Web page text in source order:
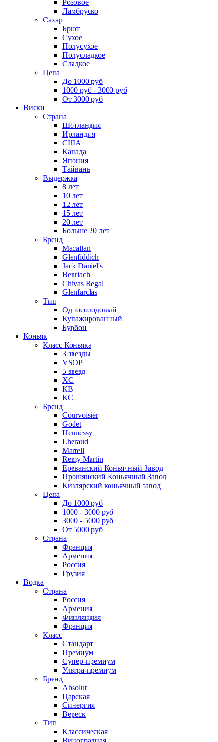
Розовое
Ламбруско
Сахар
Брют
Сухое
Полусухое
Полусладкое
Сладкое
Цена
До 1000 руб
1000 руб - 3000 руб
От 3000 руб
Виски
Страна
Шотландия
Ирландия
США
Канада
Япония
Тайвань
Выдержка
8 лет
10 лет
12 лет
15 лет
20 лет
Больше 20 лет
Бренд
Macallan
Glenfiddich
Jack Daniel's
Benriach
Chivas Regal
Glenfarclas
Тип
Односолодовый
Купажированный
Бурбон
Коньяк
Класс Коньяка
3 звезды
VSOP
5 звезд
XO
КВ
КС
Бренд
Courvoisier
Godet
Hennessy
Lheraud
Martell
Remy Martin
Ереванский Коньячный Завод
Прошянский Коньячный Завод
Кизлярский коньячный завод
Цена
До 1000 руб
1000 - 3000 руб
3000 - 5000 руб
От 5000 руб
Страна
Франция
Армения
Россия
Грузия
Водка
Страна
Россия
Армения
Финляндия
Франция
Класс
Стандарт
Премиум
Супер-премиум
Ультра-премиум
Бренд
Absolut
Царская
Синергия
Вереск
Тип
Классическая
Виноградная